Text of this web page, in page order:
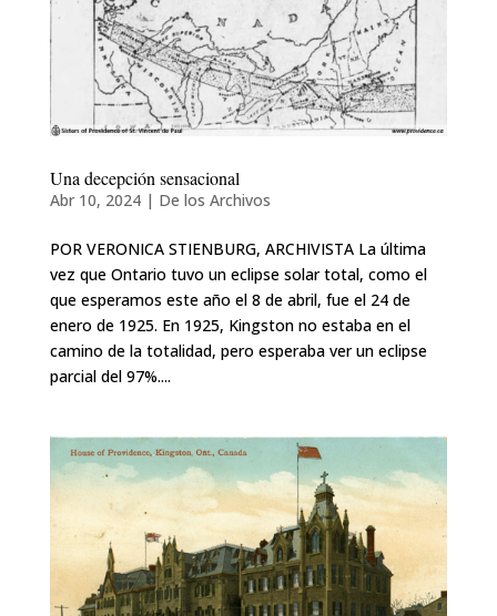
Una decepción sensacional
Abr 10, 2024| De los Archivos
POR VERONICA STIENBURG, ARCHIVISTA La última
vez que Ontario tuvo un eclipse solar total, como el
que esperamos este año el 8 de abril, fue el 24 de
enero de 1925. En 1925, Kingston no estaba en el
camino de la totalidad, pero esperaba ver un eclipse
parcial del 97%....